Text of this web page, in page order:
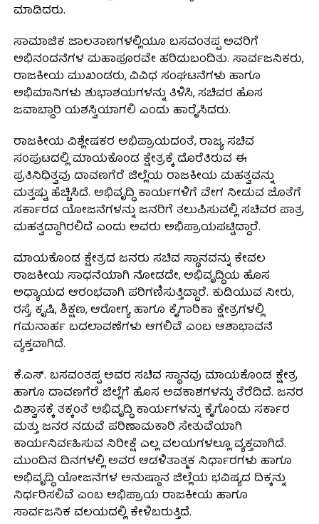
ಮಾಡಿದರು.
ಸಾಮಾಜಿಕ ಜಾಲತಾಣಗಳಲ್ಲಿಯೂ ಬಸವಂತಪ್ಪ ಅವರಿಗೆ
ಅಭಿನಂದನೆಗಳ ಮಹಾಪೂರವೇ ಹರಿದುಬಂದಿತು. ಸಾರ್ವಜನಿಕರು,
ರಾಜಕೀಯ ಮುಖಂಡರು, ವಿವಿಧ ಸಂಘಟನೆಗಳು ಹಾಗೂ
ಅಭಿಮಾನಿಗಳು ಶುಭಾಶಯಗಳನ್ನು ತಿಳಿಸಿ, ಸಚಿವರ ಹೊಸ
ಜವಾಬ್ದಾರಿ ಯಶಸ್ವಿಯಾಗಲಿ ಎಂದು ಹಾರೈಸಿದರು.
ರಾಜಕೀಯ ವಿಶ್ಲೇಷಕರ ಅಭಿಪ್ರಾಯದಂತೆ, ರಾಜ್ಯ ಸಚಿವ
ಸಂಪುಟದಲ್ಲಿ ಮಾಯಕೊಂಡ ಕ್ಷೇತ್ರಕ್ಕೆ ದೊರೆತಿರುವ ಈ
ಪ್ರತಿನಿಧಿತ್ವವು ದಾವಣಗೆರೆ ಜಿಲ್ಲೆಯ ರಾಜಕೀಯ ಮಹತ್ವವನ್ನು
ಮತ್ತಷ್ಟು ಹೆಚ್ಚಿಸಿದೆ. ಅಭಿವೃದ್ಧಿ ಕಾರ್ಯಗಳಿಗೆ ವೇಗ ನೀಡುವ ಜೊತೆಗೆ
ಸರ್ಕಾರದ ಯೋಜನೆಗಳನ್ನು ಜನರಿಗೆ ತಲುಪಿಸುವಲ್ಲಿ ಸಚಿವರ ಪಾತ್ರ
ಮಹತ್ವದ್ದಾಗಿರಲಿದೆ ಎಂದು ಅವರು ಅಭಿಪ್ರಾಯಪಟ್ಟಿದ್ದಾರೆ.
ಮಾಯಕೊಂಡ ಕ್ಷೇತ್ರದ ಜನರು ಸಚಿವ ಸ್ಥಾನವನ್ನು ಕೇವಲ
ರಾಜಕೀಯ ಸಾಧನೆಯಾಗಿ ನೋಡದೇ, ಅಭಿವೃದ್ಧಿಯ ಹೊಸ
ಅಧ್ಯಾಯದ ಆರಂಭವಾಗಿ ಪರಿಗಣಿಸುತ್ತಿದ್ದಾರೆ. ಕುಡಿಯುವ ನೀರು,
ರಸ್ತೆ, ಕೃಷಿ, ಶಿಕ್ಷಣ, ಆರೋಗ್ಯ ಹಾಗೂ ಕೈಗಾರಿಕಾ ಕ್ಷೇತ್ರಗಳಲ್ಲಿ
ಗಮನಾರ್ಹ ಬದಲಾವಣೆಗಳು ಆಗಲಿವೆ ಎಂಬ ಆಶಾಭಾವನೆ
ವ್ಯಕ್ತವಾಗಿದೆ.
ಕೆ.ಎಸ್. ಬಸವಂತಪ್ಪ ಅವರ ಸಚಿವ ಸ್ಥಾನವು ಮಾಯಕೊಂಡ ಕ್ಷೇತ್ರ
ಹಾಗೂ ದಾವಣಗೆರೆ ಜಿಲ್ಲೆಗೆ ಹೊಸ ಅವಕಾಶಗಳನ್ನು ತೆರೆದಿದೆ. ಜನರ
ವಿಶ್ವಾಸಕ್ಕೆ ತಕ್ಕಂತೆ ಅಭಿವೃದ್ಧಿ ಕಾರ್ಯಗಳನ್ನು ಕೈಗೊಂಡು ಸರ್ಕಾರ
ಮತ್ತು ಜನರ ನಡುವೆ ಪರಿಣಾಮಕಾರಿ ಸೇತುವೆಯಾಗಿ
ಕಾರ್ಯನಿರ್ವಹಿಸುವ ನಿರೀಕ್ಷೆ ಎಲ್ಲ ವಲಯಗಳಲ್ಲೂ ವ್ಯಕ್ತವಾಗಿದೆ.
ಮುಂದಿನ ದಿನಗಳಲ್ಲಿ ಅವರ ಆಡಳಿತಾತ್ಮಕ ನಿರ್ಧಾರಗಳು ಹಾಗೂ
ಅಭಿವೃದ್ಧಿ ಯೋಜನೆಗಳ ಅನುಷ್ಠಾನ ಜಿಲ್ಲೆಯ ಭವಿಷ್ಯದ ದಿಕ್ಕನ್ನು
ನಿರ್ಧರಿಸಲಿವೆ ಎಂಬ ಅಭಿಪ್ರಾಯ ರಾಜಕೀಯ ಹಾಗೂ
ಸಾರ್ವಜನಿಕ ವಲಯದಲ್ಲಿ ಕೇಳಿಬರುತ್ತಿದೆ.